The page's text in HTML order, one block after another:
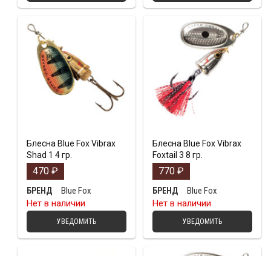
Блесна Blue Fox Vibrax
Shad 1 4 гр.
470 ₽
БРЕНД
Blue Fox
Нет в наличии
УВЕДОМИТЬ
Блесна Blue Fox Vibrax
Foxtail 3 8 гр.
770 ₽
БРЕНД
Blue Fox
Нет в наличии
УВЕДОМИТЬ